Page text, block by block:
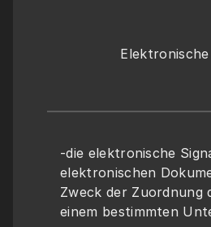
-die elektronische
elektronischen
Zweck der Zuordnung
einem bestimmten